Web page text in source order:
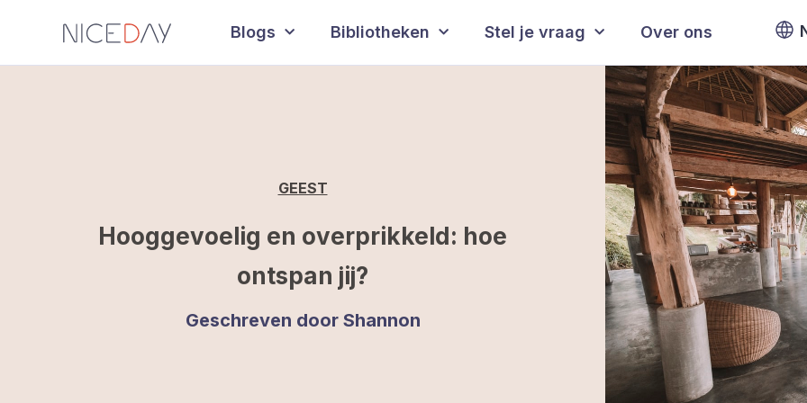
Blogs Bibliotheken Stel je vraag Over ons
GEEST
Hooggevoelig en overprikkeld: hoe
ontspan jij?
Geschreven doorShannon